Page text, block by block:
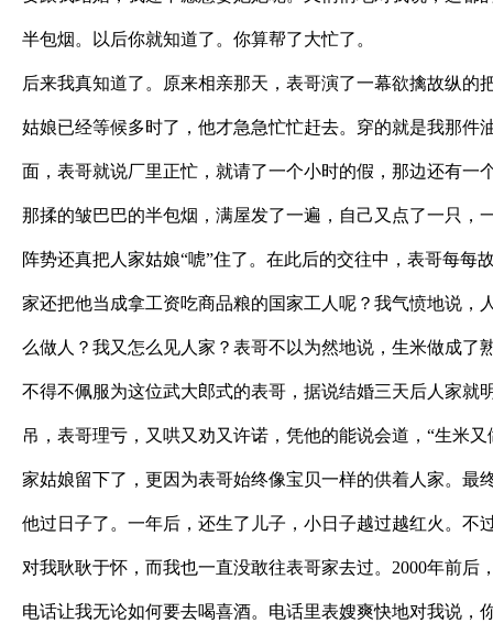
半包烟。以后你就知道了。你算帮了大忙了。
后来我真知道了。原来相亲那天，表哥演了一幕欲擒故纵的
姑娘已经等候多时了，他才急急忙忙赶去。穿的就是我那件
面，表哥就说厂里正忙，就请了一个小时的假，那边还有一
那揉的皱巴巴的半包烟，满屋发了一遍，自己又点了一只，
阵势还真把人家姑娘“唬”住了。在此后的交往中，表哥每每
家还把他当成拿工资吃商品粮的国家工人呢？我气愤地说，
么做人？我又怎么见人家？表哥不以为然地说，生米做成了
不得不佩服为这位武大郎式的表哥，据说结婚三天后人家就
吊，表哥理亏，又哄又劝又许诺，凭他的能说会道，“生米
家姑娘留下了，更因为表哥始终像宝贝一样的供着人家。最
他过日子了。一年后，还生了儿子，小日子越过越红火。不
对我耿耿于怀，而我也一直没敢往表哥家去过。2000年前后
电话让我无论如何要去喝喜酒。电话里表嫂爽快地对我说，